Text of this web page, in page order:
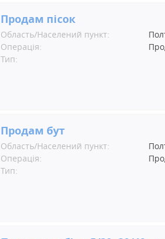
Продам пісок
Область/Населений пункт:
Операція:
Тип:
Продам бут
Область/Населений пункт:
Операція:
Тип: